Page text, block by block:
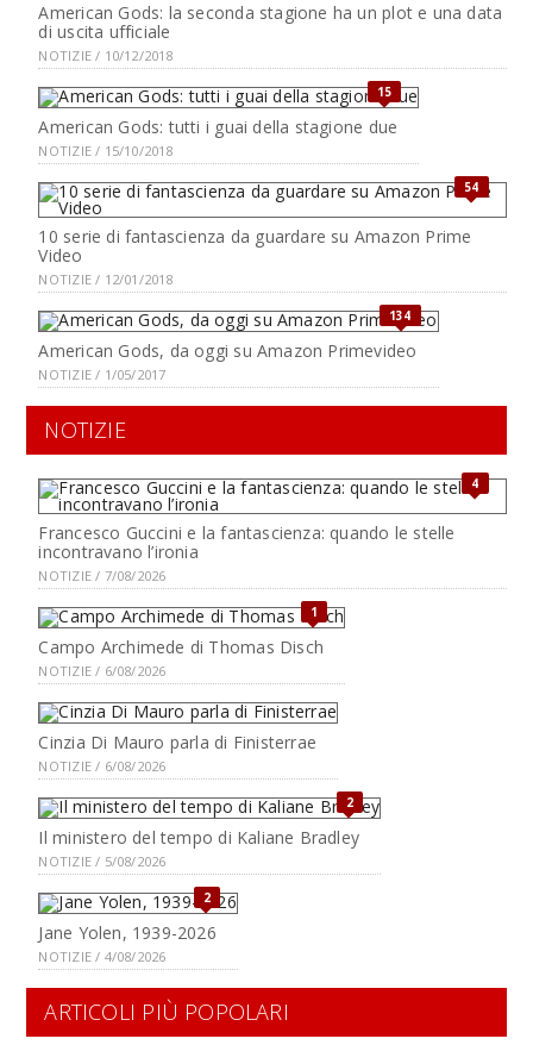
American Gods: la seconda stagione ha un plot e una data
di uscita ufficiale
NOTIZIE / 10/12/2018
15
American Gods: tutti i guai della stagione due
NOTIZIE / 15/10/2018
54
10 serie di fantascienza da guardare su Amazon Prime
Video
NOTIZIE / 12/01/2018
134
American Gods, da oggi su Amazon Primevideo
NOTIZIE / 1/05/2017
NOTIZIE
4
Francesco Guccini e la fantascienza: quando le stelle
incontravano l’ironia
NOTIZIE / 7/08/2026
1
Campo Archimede di Thomas Disch
NOTIZIE / 6/08/2026
Cinzia Di Mauro parla di Finisterrae
NOTIZIE / 6/08/2026
2
Il ministero del tempo di Kaliane Bradley
NOTIZIE / 5/08/2026
2
Jane Yolen, 1939-2026
NOTIZIE / 4/08/2026
ARTICOLI PIÙ POPOLARI